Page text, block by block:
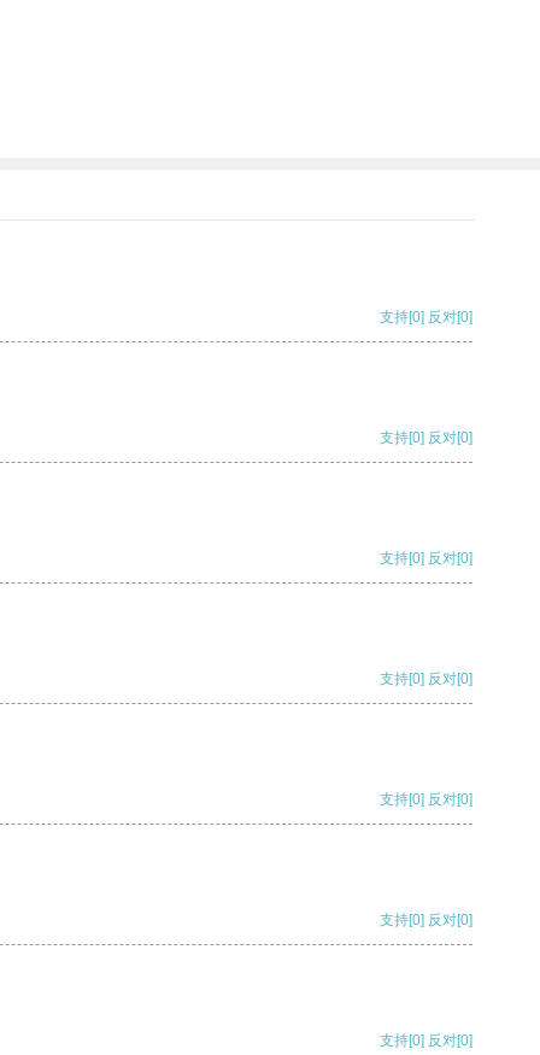
支持[0] 反对[0]
支持[0] 反对[0]
支持[0] 反对[0]
支持[0] 反对[0]
支持[0] 反对[0]
支持[0] 反对[0]
支持[0] 反对[0]